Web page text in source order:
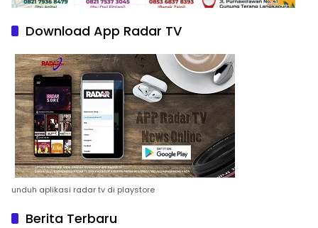
Download App Radar TV
unduh aplikasi radar tv di playstore
Berita Terbaru